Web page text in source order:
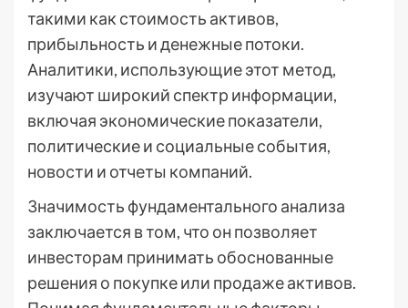
такими как стоимость активов,
прибыльность и денежные потоки.
Аналитики, использующие этот метод,
изучают широкий спектр информации,
включая экономические показатели,
политические и социальные события,
новости и отчеты компаний.
Значимость фундаментального анализа
заключается в том, что он позволяет
инвесторам принимать обоснованные
решения о покупке или продаже активов.